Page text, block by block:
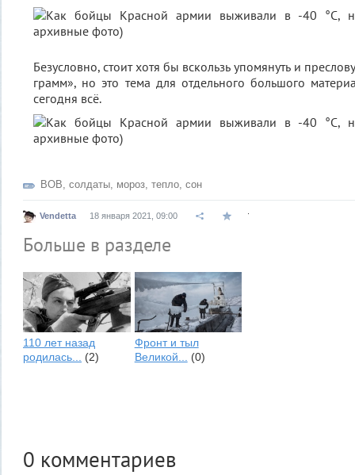
Безусловно, стоит хотя бы вскользь упомянуть и
грамм», но это тема для отдельного большого
сегодня всё.
ВОВ, солдаты, мороз, тепло, сон
Vendetta 18 января 2021, 09:00
Больше в разделе
110 лет назад
родилась... (2)
Фронт и тыл
Великой... (0)
0 комментариев